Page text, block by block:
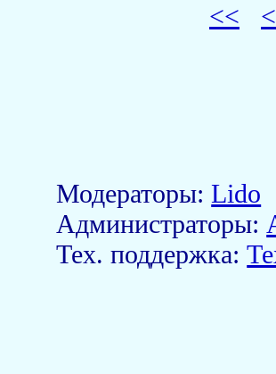
<< <
Модераторы:Lido
Aдминистраторы:
Тех. поддержка: